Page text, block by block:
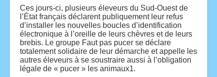
Ces jours-ci, plusieurs éleveurs du Sud-Ouest de
l’État français déclarent publiquement leur refus
d’installer les nouvelles boucles d’identification
électronique à l’oreille de leurs chèvres et de leurs
brebis. Le groupe Faut pas pucer se déclare
totalement solidaire de leur démarche et appelle les
autres éleveurs à se soustraire aussi à l’obligation
légale de « pucer » les animaux1.